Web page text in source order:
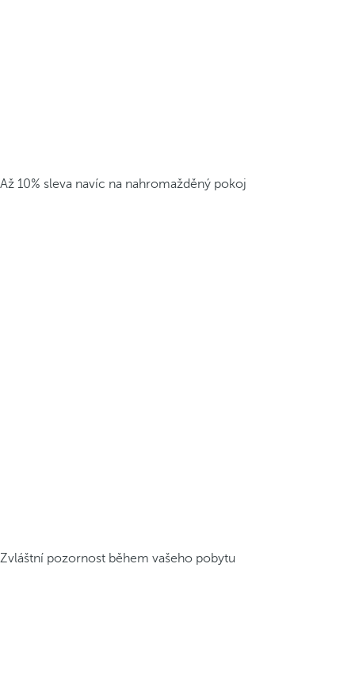
Až 10% sleva navíc na nahromažděný pokoj
Zvláštní pozornost během vašeho pobytu